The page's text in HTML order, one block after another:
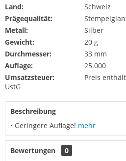
Land:
Schweiz
Prägequalität:
Metall:
Silber
Gewicht:
20 g
Durchmesser:
33 mm
Auflage:
25.000
Umsatzsteuer:
Preis
UstG
Beschreibung
• Geringere Auflage! mehr
Bewertungen
0